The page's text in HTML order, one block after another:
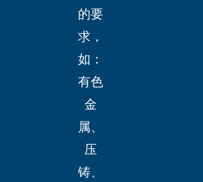
的要
求，
如：
有色
金
属、
压
铸、